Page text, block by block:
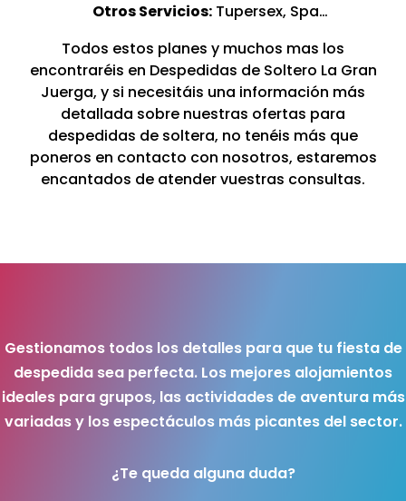
Otros Servicios: Tupersex, Spa…
Todos estos planes y muchos mas los
encontraréis en Despedidas de Soltero La Gran
Juerga, y si necesitáis una información más
detallada sobre nuestras ofertas para
despedidas de soltera, no tenéis más que
poneros en contacto con nosotros, estaremos
encantados de atender vuestras consultas.
Gestionamos todos los detalles para que tu fiesta de
despedida sea perfecta. Los mejores alojamientos
ideales para grupos, las actividades de aventura más
variadas y los espectáculos más picantes del sector.
¿Te queda alguna duda?